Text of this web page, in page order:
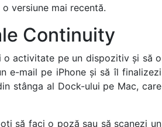
versiune mai recentă.
Continuity
activitate pe un dispozitiv și să o
e-mail pe iPhone și să îl finalizezi
stânga al Dock-ului pe Mac, care
să faci o poză sau să scanezi un